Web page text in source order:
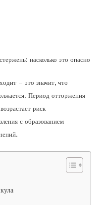
– это значит, что
Период отторжения
риск
с образованием